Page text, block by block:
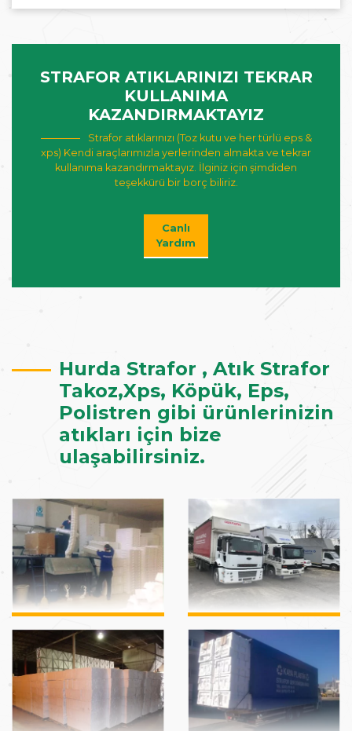
STRAFOR ATIKLARINIZI TEKRAR
KULLANIMA
KAZANDIRMAKTAYIZ
Strafor atıklarınızı (Toz kutu ve her türlü eps &
xps) Kendi araçlarımızla yerlerinden almakta ve tekrar
kullanıma kazandırmaktayız. İlginiz için şimdiden
teşekkürü bir borç biliriz.
Canlı
Yardım
Hurda Strafor , Atık Strafor
Takoz,Xps, Köpük, Eps,
Polistren gibi ürünlerinizin
atıkları için bize
ulaşabilirsiniz.